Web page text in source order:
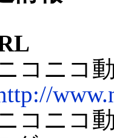
ニコ動
コニコ